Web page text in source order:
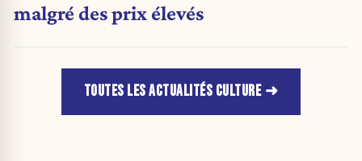
malgré des prix élevés
TOUTES LES ACTUALITÉS CULTURE